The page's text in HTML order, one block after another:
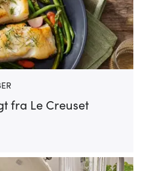
fra Le Creuset